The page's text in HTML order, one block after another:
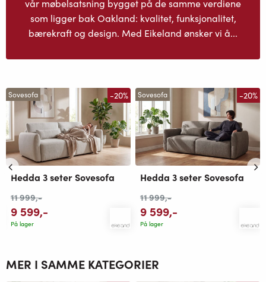
vår møbelsatsning bygget på de samme verdiene
som ligger bak Oakland: kvalitet, funksjonalitet,
bærekraft og design. Med Eikeland ønsker vi å...
Sovesofa -20%
Hedda 3 seter Sovesofa
11 999,-
9 599,-
På lager
Sovesofa -20%
Hedda 3 seter Sovesofa
11 999,-
9 599,-
På lager
MER I SAMME KATEGORIER